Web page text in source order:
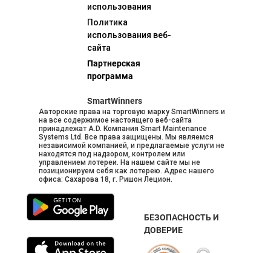
использования
Политика
использования веб-
сайта
Партнерская
программа
SmartWinners
Авторские права на торговую марку SmartWinners и
на все содержимое настоящего веб-сайта
принадлежат A.D. Компания Smart Maintenance
Systems Ltd. Все права защищены. Мы являемся
независимой компанией, и предлагаемые услуги не
находятся под надзором, контролем или
управлением лотереи. На нашем сайте мы не
позиционируем себя как лотерею. Адрес нашего
офиса: Сахарова 18, г. Ришон Лецион.
БЕЗОПАСНОСТЬ И
ДОВЕРИЕ